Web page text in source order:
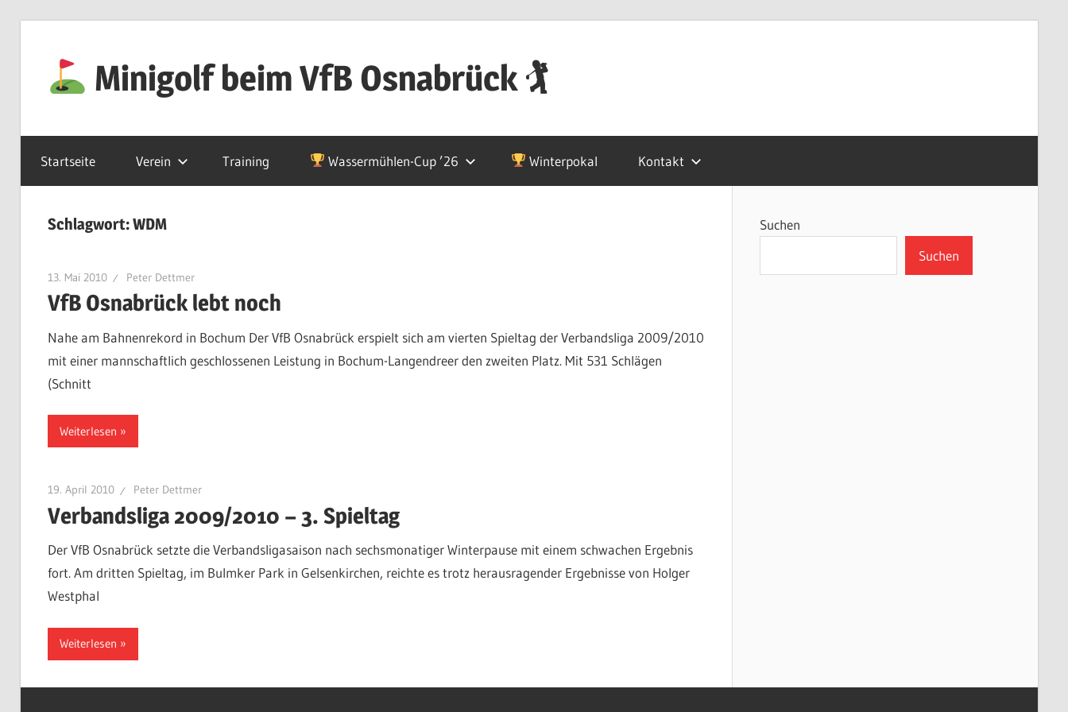
springen
Minigolf beim VfB Osnabrück 🏌
Startseite Verein Training Wassermühlen-Cup ’26 Winterpokal Kontakt
Schlagwort:WDM
13. Mai 2010 Peter Dettmer
VfB Osnabrück lebt noch
Nahe am Bahnenrekord in Bochum Der VfB Osnabrück erspielt sich am vierten Spieltag der Verbandsliga 2009/2010
mit einer mannschaftlich geschlossenen Leistung in Bochum-Langendreer den zweiten Platz. Mit 531 Schlägen
(Schnitt
Weiterlesen
19. April 2010 Peter Dettmer
Verbandsliga 2009/2010 – 3. Spieltag
Der VfB Osnabrück setzte die Verbandsligasaison nach sechsmonatiger Winterpause mit einem schwachen Ergebnis
fort. Am dritten Spieltag, im Bulmker Park in Gelsenkirchen, reichte es trotz herausragender Ergebnisse von Holger
Westphal
Weiterlesen
Suchen
Suchen